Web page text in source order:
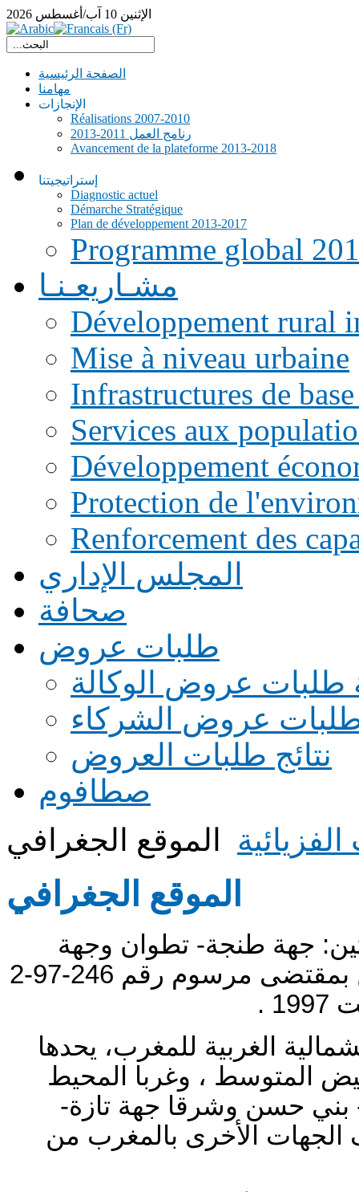
الإثنين 10 آب/أغسطس 2026
الصفحة الرئيسية
مهامنا
الإنجازات
Réalisations 2007-2010
رنامج العمل 2011-2013
Avancement de la plateforme 2013-2018
إستراتيجيتنا
Diagnostic actuel
Démarche Stratégique
Plan de développement 2013-2017
Programme global
مشـاريعـنـا
Développement rural
Mise à niveau urbaine
Infrastructures de
Services aux
Développement
Protection de
Renforcement des
المجلس الإداري
صحافة
طلبات عروض
طلبات عروض الوكالة
طلبات عروض الشركاء
نتائج طلبات العروض
صطافوم
الموقع الجغرافي
الموقع الجغرافي
جهة طنجة- تطوان وجهة
تازة-الحسيمة-تاونات. لقد أحدثت الجهتين بمقتضى مرسوم رقم 246-97-2
الغربية للمغرب، يحدها
المتوسط ، وغربا المحيط
بني حسن وشرقا جهة تازة-
الجهات الأخرى بالمغرب من